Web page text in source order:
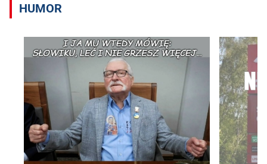
HUMOR